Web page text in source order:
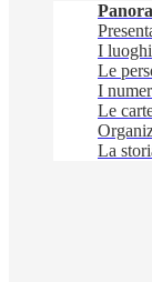
I luoghi
Le
I
Le
La